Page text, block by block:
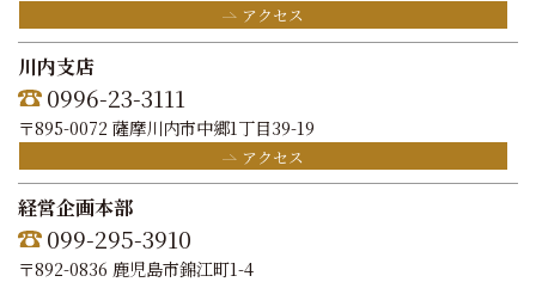
アクセス
川内支店
0996-23-3111
〒895-0072 薩摩川内市中郷1丁目39-19
アクセス
経営企画本部
099-295-3910
〒892-0836 鹿児島市錦江町1-4